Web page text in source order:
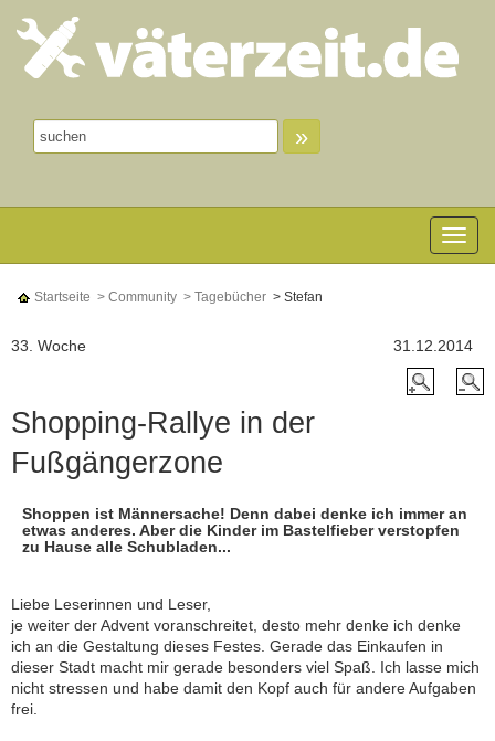
»
Toggle
Startseite > Community > Tagebücher > Stefan
31.12.2014
33. Woche
Shopping-Rallye in der
Fußgängerzone
Shoppen ist Männersache! Denn dabei denke ich immer an
etwas anderes. Aber die Kinder im Bastelfieber verstopfen
zu Hause alle Schubladen...
Liebe Leserinnen und Leser,
je weiter der Advent voranschreitet, desto mehr denke ich denke
ich an die Gestaltung dieses Festes. Gerade das Einkaufen in
dieser Stadt macht mir gerade besonders viel Spaß. Ich lasse mich
nicht stressen und habe damit den Kopf auch für andere Aufgaben
frei.